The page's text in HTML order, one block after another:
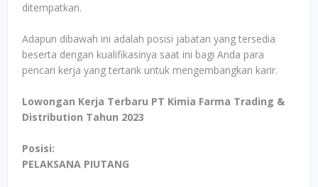
ditempatkan.
Adapun dibawah ini adalah posisi jabatan yang tersedia
beserta dengan kualifikasinya saat ini bagi Anda para
pencari kerja yang tertarik untuk mengembangkan karir.
Lowongan Kerja Terbaru PT Kimia Farma Trading &
Distribution Tahun 2023
Posisi:
PELAKSANA PIUTANG